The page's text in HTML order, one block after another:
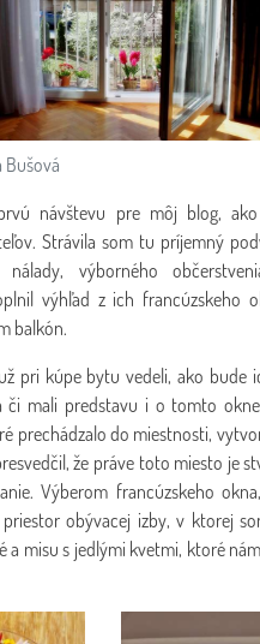
Bušová
návštevu pre môj blog,
Strávila som tu príjemný
nálady, výborného
výhľad z ich francúzskeho
balkón.
pri kúpe bytu vedeli, ako bude
či mali predstavu i o tomto
prechádzalo do miestnosti,
že práve toto miesto je
Výberom francúzskeho
obývacej izby, v ktorej
a misu s jedlými kvetmi, ktoré